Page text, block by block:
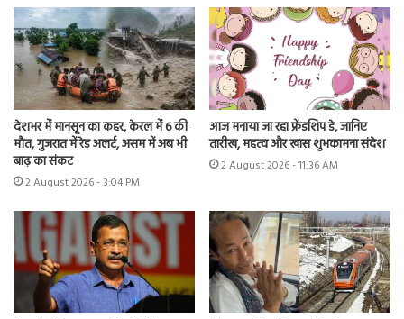
देशभर में मानसून का कहर, केरल में 6 की
मौत, गुजरात में रेड अलर्ट, असम में अब भी
बाढ़ का संकट
2 August 2026 - 3:04 PM
आज मनाया जा रहा फ्रेंडशिप डे, जानिए
तारीख, महत्व और खास शुभकामना संदेश
2 August 2026 - 11:36 AM